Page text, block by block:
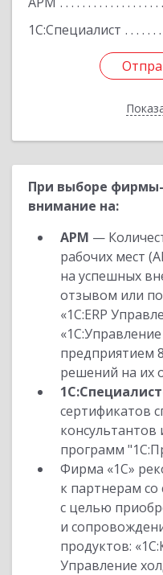
1С:Специалист
При выборе
внимание на:
АРМ —
рабочих мест
на успешных
отзывом или
«1С:ERP
предприятием
решений на их
1С:Специалист
сертификатов
консультантов
программ
Фирма «1С»
к партнерам со
с целью
и
продуктов:
Управление